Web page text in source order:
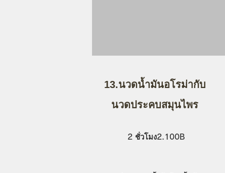
13.นวดน้ำมันอโรม่ากับ
นวดประคบสมุนไพร
2 ชั่วโมง2.100B